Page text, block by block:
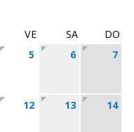
VE SA
DO
5 6 7
12 13 14